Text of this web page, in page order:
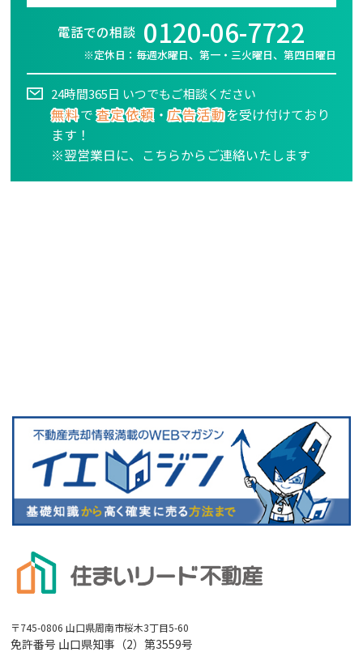
電話での相談 0120-06-7722
※定休日：毎週水曜日、第一・三火曜日、第四日曜日
24時間365日 いつでもご相談ください
無料で査定依頼 ・広告活動を受け付けており
ます！
※翌営業日に、こちらからご連絡いたします
〒745-0806 山口県周南市桜木3丁目5-60
免許番号 山口県知事（2）第3559号